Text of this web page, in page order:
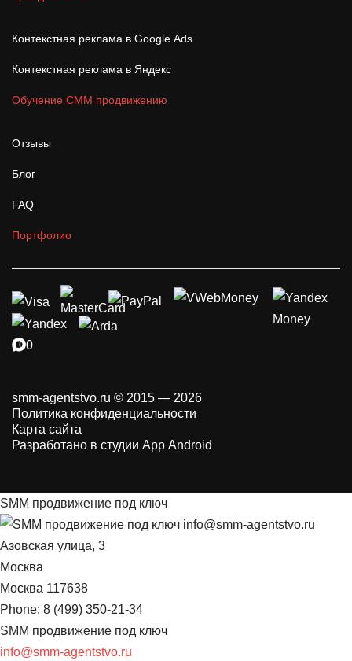
Контекстная реклама в Google Ads
Контекстная реклама в Яндекс
Обучение СММ продвижению
Отзывы
Блог
FAQ
Портфолио
smm-agentstvo.ru © 2015 — 2026
Политика конфиденциальности
Карта сайта
Разработано в студии App Android
SMM продвижение под ключ
info@smm-agentstvo.ru
Азовская улица, 3
Москва
Москва 117638
Phone: 8 (499) 350-21-34
SMM продвижение под ключ
info@smm-agentstvo.ru